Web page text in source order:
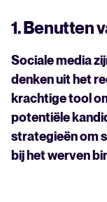
1. Benutten
Sociale media
denken uit het
krachtige tool
potentiële
strategieën om
bij het werven